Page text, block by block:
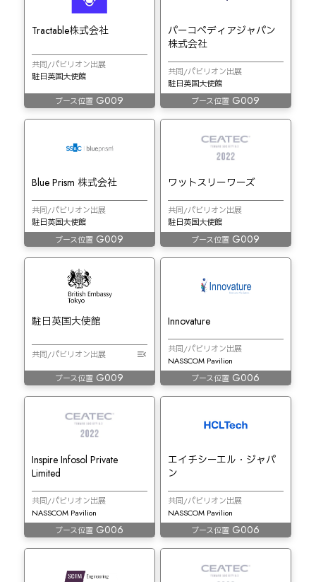
Tractable株式会社
共同/パビリオン出展
駐日英国大使館
ブース位置 G009
パーコペディアジャパン
株式会社
共同/パビリオン出展
駐日英国大使館
ブース位置 G009
Blue Prism 株式会社
共同/パビリオン出展
駐日英国大使館
ブース位置 G009
ワットスリーワーズ
共同/パビリオン出展
駐日英国大使館
ブース位置 G009
駐日英国大使館
共同/パビリオン出展
ブース位置 G009
Innovature
共同/パビリオン出展
NASSCOM Pavilion
ブース位置 G006
Inspire Infosol Private
Limited
共同/パビリオン出展
NASSCOM Pavilion
ブース位置 G006
エイチシーエル・ジャパ
ン
共同/パビリオン出展
NASSCOM Pavilion
ブース位置 G006